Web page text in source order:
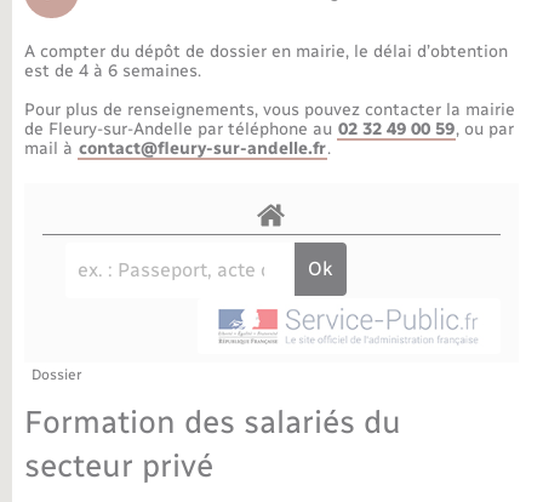
Parrainage civil
Recensement militaire
Petite enfance
Info jeunes
Associations
Bibliothèques
Sport
Bornes de recharge électrique
Travaux - Autorisation d’occupation de l’espace
public
Publications
Agenda
La Communauté de communes
A compter du dépôt de dossier en mairie, le délai d’obtention
est de 4 à 6 semaines.
Pour plus de renseignements, vous pouvez contacter la mairie
de Fleury-sur-Andelle par téléphone au 02 32 49 00 59, ou par
mail à contact@fleury-sur-andelle.fr.
Dossier
Formation des salariés du
secteur privé